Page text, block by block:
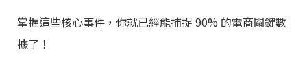
掌握這些核心事件，你就已經能捕捉 90% 的電商關鍵數
據了！